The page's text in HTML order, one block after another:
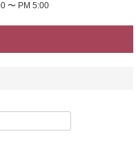
〜 PM 5:00